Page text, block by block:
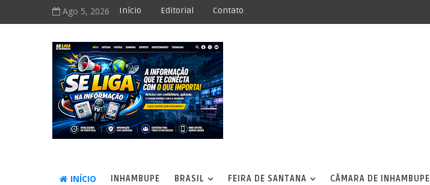
Ago 5, 2026 Início Editorial Contato
INÍCIO INHAMBUPE BRASIL FEIRA DE SANTANA CÂMARA DE INHAMBUPE